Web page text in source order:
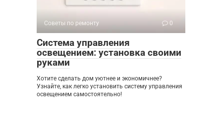
Советы по ремонту 0
Система управления
освещением: установка своими
руками
Хотите сделать дом уютнее и экономичнее?
Узнайте, как легко установить систему управления
освещением самостоятельно!